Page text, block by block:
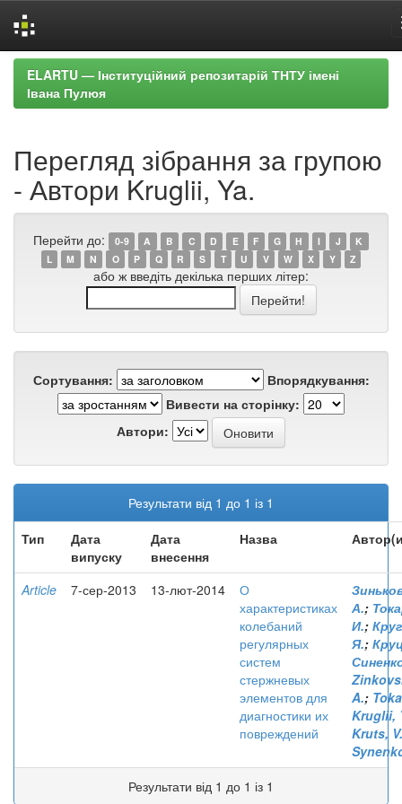
Skip
navigation
ELARTU — Інституційний репозитарій ТНТУ імені
Івана Пулюя
Перегляд зібрання за групою
- Автори Kruglii, Ya.
Перейти до: 0-9 A B C D E F G H I J
K
L
M N O P Q R S T U V W X Y Z
або ж введіть декілька перших літер:
Сортування:
Впорядкування:
Вивести на сторінку:
Автори:
Результати від 1 до 1 із 1
Тип
Дата
випуску
Дата
внесення
Назва
Article 7-сер-2013 13-лют-2014
О
характеристиках
колебаний
регулярных
систем
стержневых
элементов для
диагностики их
повреждений
А.;
И.;
Я.;
A.;
Kruglii,
Kruts, V.
Результати від 1 до 1 із 1